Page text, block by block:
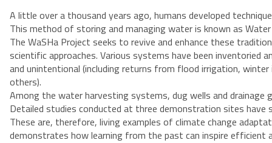
A little over a thousand years ago, humans developed
This method of storing and managing water is known as Water
The WaSHa Project seeks to revive and enhance these
scientific approaches. Various systems have been inventoried
and unintentional (including returns from flood irrigation,
others).
Among the water harvesting systems, dug wells and
Detailed studies conducted at three demonstration sites have
These are, therefore, living examples of climate change
demonstrates how learning from the past can inspire efficient